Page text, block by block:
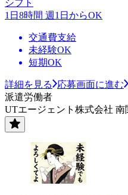
シフト
1日8時間 週1日からOK
交通費支給
未経験OK
短期OK
詳細を見る
応募画面に進む
派遣労働者
UTエージェント株式会社